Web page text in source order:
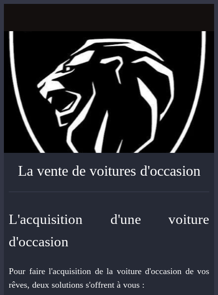
La vente de voitures d'occasion
L'acquisition d'une voiture
d'occasion
Pour faire l'acquisition de la voiture d'occasion de vos
rêves, deux solutions s'offrent à vous :